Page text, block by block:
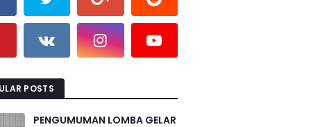
POSTS
PENGUMUMAN LOMBA GELAR